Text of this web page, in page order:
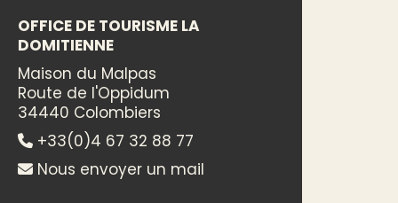
OFFICE DE TOURISME LA
DOMITIENNE
Maison du Malpas
Route de l'Oppidum
34440 Colombiers
+33(0)4 67 32 88 77
Nous envoyer un mail